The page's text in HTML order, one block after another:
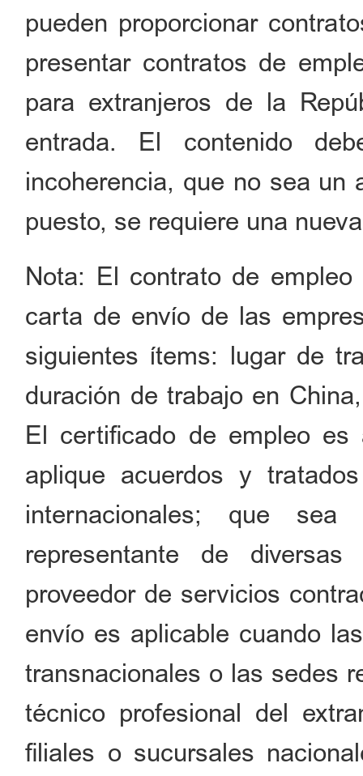
pueden proporcionar
presentar contratos de
para extranjeros de la
entrada. El contenido
incoherencia, que no sea un
puesto, se requiere una
Nota: El contrato de
carta de envío de las
siguientes ítems: lugar de
duración de trabajo en
El certificado de empleo es
aplique acuerdos y
internacionales; que
representante de
proveedor de servicios
envío es aplicable cuando
transnacionales o las sedes
técnico profesional del
filiales o sucursales